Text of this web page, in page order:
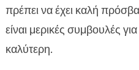
πρέπει να έχει καλή
είναι μερικές συμβουλές
καλύτερη.